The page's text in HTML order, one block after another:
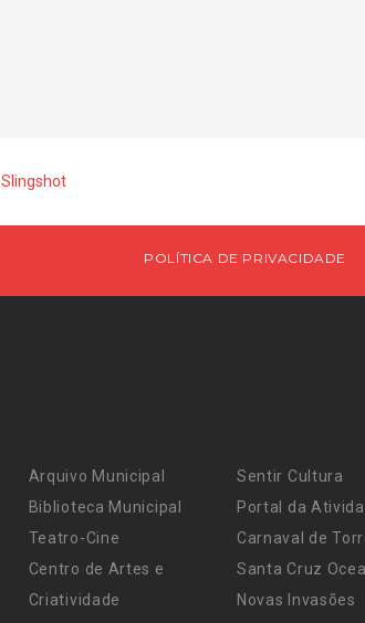
Slingshot
POLÍTICA DE PRIVACIDADE
Arquivo Municipal
Biblioteca Municipal
Teatro-Cine
Centro de Artes e
Criatividade
Sentir Cultura
Portal da
Carnaval de
Santa Cruz
Novas Invasões